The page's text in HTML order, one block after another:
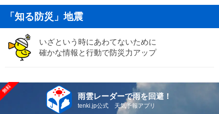
「知る防災」地震
いざという時にあわてないために
確かな情報と行動で防災力アップ
雨雲レーダーで雨を回避！
tenki.jp公式 天気予報アプリ